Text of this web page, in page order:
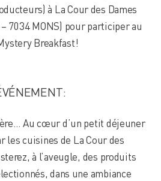
à La Cour des Dames
7034 MONS) pour participer au
Breakfast!
Au cœur d’un petit déjeuner
les cuisines de La Cour des
à l’aveugle, des produits
dans une ambiance